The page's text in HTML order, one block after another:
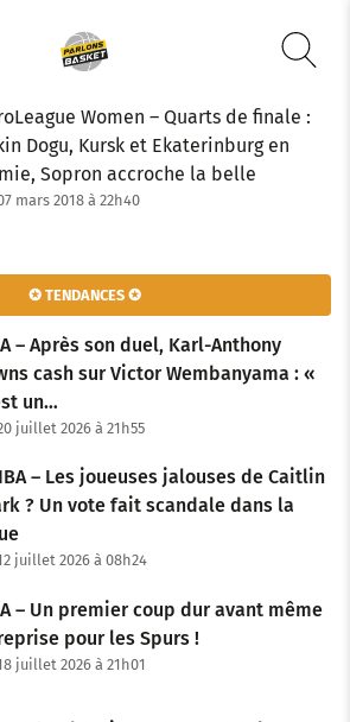
Women – Quarts de finale :
Dogu, Kursk et Ekaterinburg en
Sopron accroche la belle
mars 2018 à 22h40
✪ TENDANCES ✪
– Après son duel, Karl-Anthony
cash sur Victor Wembanyama : «
un…
juillet 2026 à 21h55
– Les joueuses jalouses de Caitlin
? Un vote fait scandale dans la
juillet 2026 à 08h24
– Un premier coup dur avant même
pour les Spurs !
juillet 2026 à 21h01